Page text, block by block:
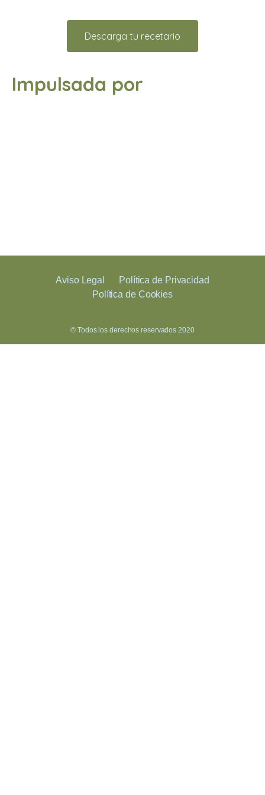
Descarga tu recetario
Impulsada por
Aviso Legal
Política de Privacidad
Política de Cookies
© Todos los derechos reservados 2020